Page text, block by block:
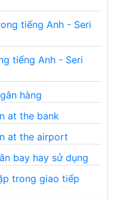
tiếng Anh - Seri
tiếng Anh - Seri
hàng
at the bank
at the airport
bay hay sử dụng
trong giao tiếp